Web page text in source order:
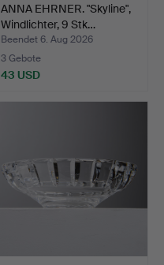
ANNA EHRNER. "Skyline",
Windlichter, 9 Stk…
Beendet 6. Aug 2026
3 Gebote
43 USD